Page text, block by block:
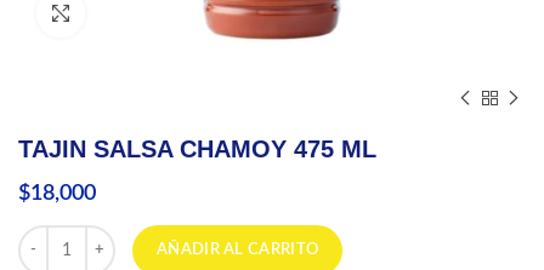
TAJIN SALSA CHAMOY 475 ML
$18,000
TAJIN SALSA CHAMOY 475 ML cantidad
AÑADIR AL CARRITO